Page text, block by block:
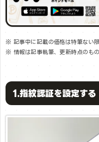
※ 記事中に記載の価格は特筆ない限
※ 情報は記事執筆、更新時点のもの
1.指紋認証を設定する